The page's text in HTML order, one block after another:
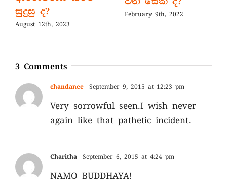
සුදුසු ද?
August 12th, 2023
February 9th, 2022
3 Comments
chandanee September 9, 2015 at 12:23 pm
Very sorrowful seen.I wish never
again like that pathetic incident.
Charitha September 6, 2015 at 4:24 pm
NAMO BUDDHAYA!